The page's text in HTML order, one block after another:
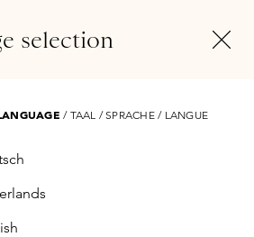
Skins Exclusives Skins Boxen
selection
/ TAAL / SPRACHE / LANGUE